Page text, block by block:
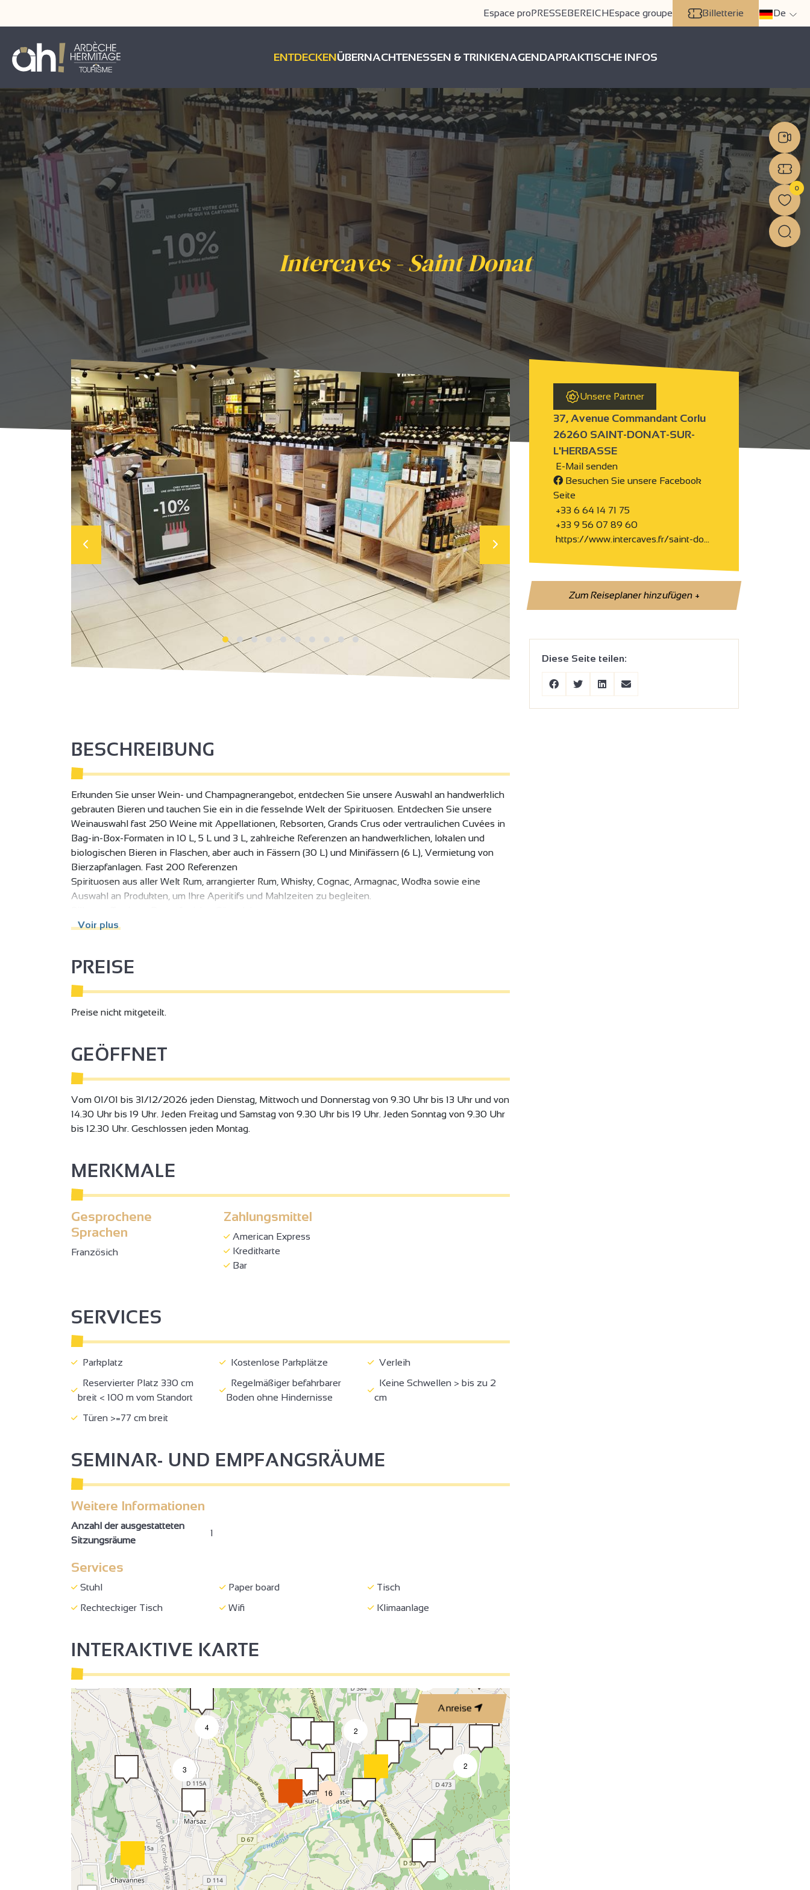
Espace proPRESSEBEREICHEspace groupe Billetterie De
ENTDECKENÜBERNACHTENESSEN & TRINKENAGENDAPRAKTISCHE INFOS
Intercaves - Saint Donat
Unsere Partner
37, Avenue Commandant Corlu
26260 SAINT-DONAT-SUR-
L'HERBASSE
E-Mail senden
Besuchen Sie unsere Facebook
Seite
+33 6 64 14 71 75
+33 9 56 07 89 60
https://www.intercaves.fr/saint-do…
Zum Reiseplaner hinzufügen+
Diese Seite teilen:
BESCHREIBUNG
Erkunden Sie unser Wein- und Champagnerangebot, entdecken Sie unsere Auswahl an handwerklich
gebrauten Bieren und tauchen Sie ein in die fesselnde Welt der Spirituosen. Entdecken Sie unsere
Weinauswahl fast 250 Weine mit Appellationen, Rebsorten, Grands Crus oder vertraulichen Cuvées in
Bag-in-Box-Formaten in 10 L, 5 L und 3 L, zahlreiche Referenzen an handwerklichen, lokalen und
biologischen Bieren in Flaschen, aber auch in Fässern (30 L) und Minifässern (6 L), Vermietung von
Bierzapfanlagen. Fast 200 Referenzen
Spirituosen aus aller Welt Rum, arrangierter Rum, Whisky, Cognac, Armagnac, Wodka sowie eine
Auswahl an Produkten, um Ihre Aperitifs und Mahlzeiten zu begleiten.
Voir plus
PREISE
Preise nicht mitgeteilt.
GEÖFFNET
Vom 01/01 bis 31/12/2026 jeden Dienstag, Mittwoch und Donnerstag von 9.30 Uhr bis 13 Uhr und von
14.30 Uhr bis 19 Uhr. Jeden Freitag und Samstag von 9.30 Uhr bis 19 Uhr. Jeden Sonntag von 9.30 Uhr
bis 12.30 Uhr. Geschlossen jeden Montag.
MERKMALE
Gesprochene
Sprachen
Französich
Zahlungsmittel
American Express
Kreditkarte
Bar
SERVICES
Parkplatz Kostenlose Parkplätze
Verleih
Reservierter Platz 330 cm
breit < 100 m vom Standort
Regelmäßiger befahrbarer
Boden ohne Hindernisse
Keine Schwellen > bis zu 2
cm
Türen >=77 cm breit
SEMINAR- UND EMPFANGSRÄUME
Weitere Informationen
Anzahl der ausgestatteten
Sitzungsräume
1
Services
Stuhl Paper board
Tisch
Rechteckiger Tisch
Wifi Klimaanlage
INTERAKTIVE KARTE
Anreise
4
3 2
16
2
2
0